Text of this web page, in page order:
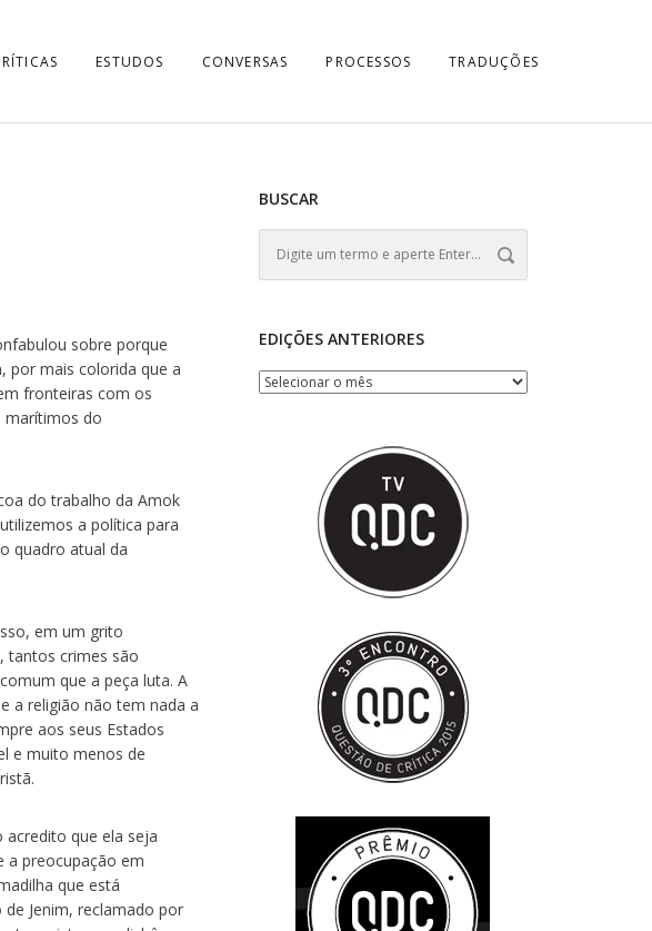
ESTUDOS CONVERSAS PROCESSOS TRADUÇÕES
sobre porque
por mais colorida que a
fronteiras com os
marítimos do
do trabalho da Amok
a política para
quadro atual da
em um grito
tantos crimes são
que a peça luta. A
a religião não tem nada a
aos seus Estados
e muito menos de
que ela seja
a preocupação em
que está
Jenim, reclamado por
BUSCAR
EDIÇÕES ANTERIORES